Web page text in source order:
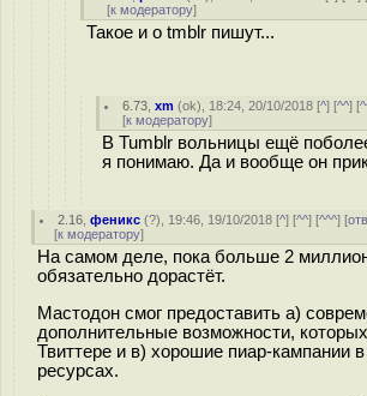
[к модератору]
Такое и о tmblr пишут...
6.73 ,xm (ok), 18:24, 20/10/2018 [^] [^^] [
[к модератору]
В Tumblr вольницы ещё
я понимаю. Да и вообще он
2.16 ,феникс (?), 19:46, 19/10/2018 [^] [^^] [^^^] [
[к модератору]
На самом деле, пока больше 2
обязательно дорастёт.
Мастодон смог предоставить а)
дополнительные возможности,
Твиттере и в) хорошие пиар-кампании
ресурсах.